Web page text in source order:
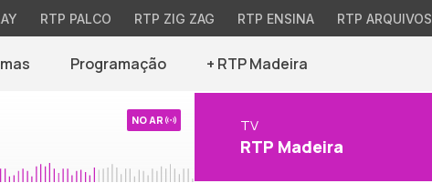
RTP PALCO RTP ZIG ZAG RTP ENSINA RTP ARQUIVOS
Programação + RTP Madeira
NO AR TV
RTP Madeira